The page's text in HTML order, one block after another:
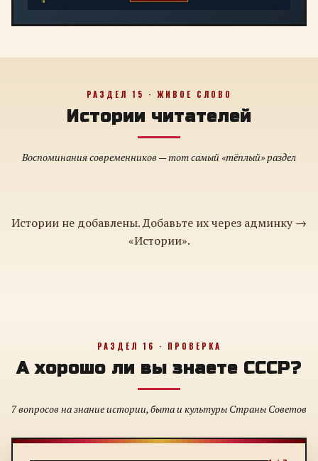
Ю
РАЗДЕЛ 15 · ЖИВОЕ СЛОВО
Истории читателей
Воспоминания современников — тот самый «тёплый» раздел
Истории не добавлены. Добавьте их через админку →
«Истории».
РАЗДЕЛ 16 · ПРОВЕРКА
А хорошо ли вы знаете СССР?
7 вопросов на знание истории, быта и культуры Страны Советов